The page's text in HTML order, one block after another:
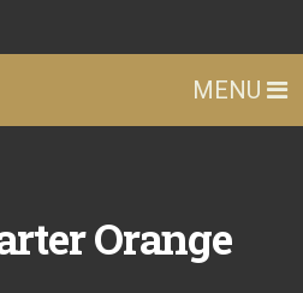
MENU
Orange